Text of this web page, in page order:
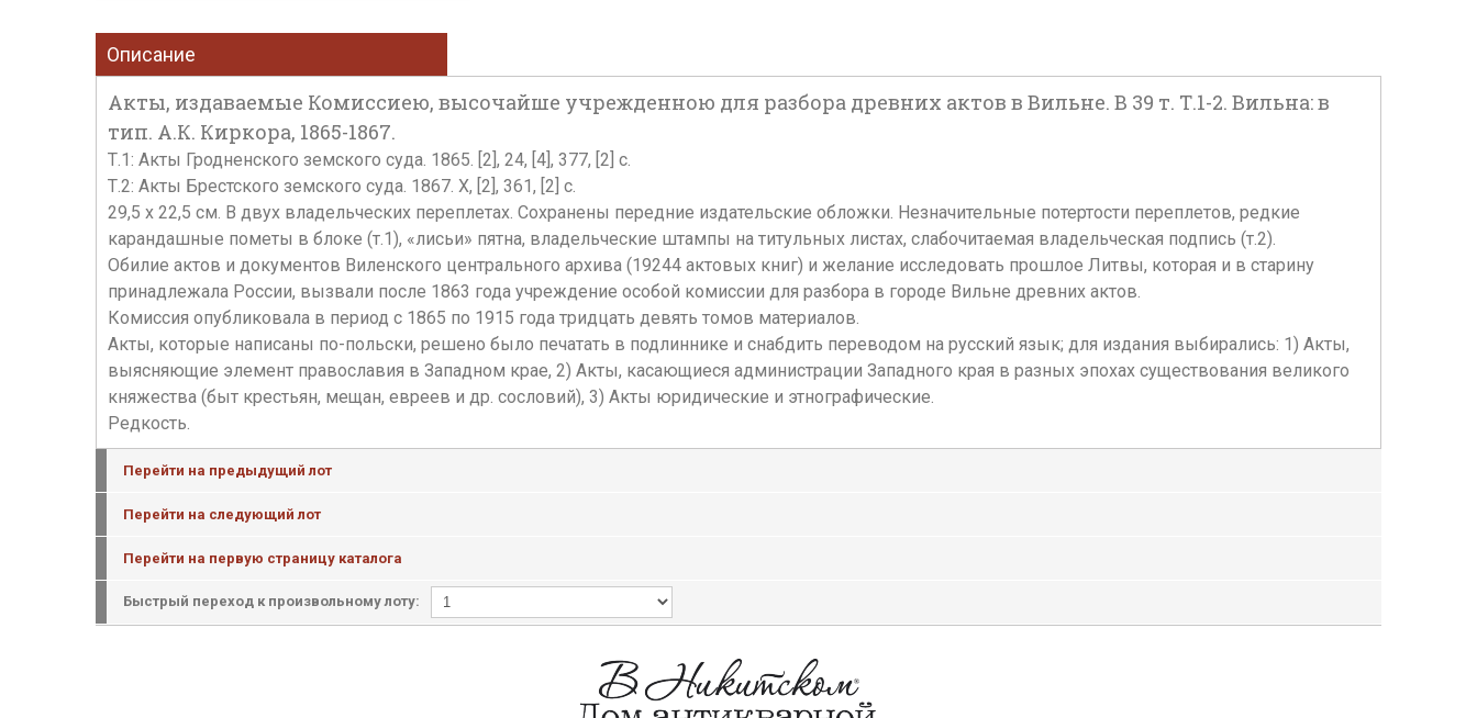
Описание
Акты, издаваемые Комиссиею, высочайше учрежденною для разбора древних актов в Вильне. В 39 т. Т.1-2. Вильна: в
тип. А.К. Киркора, 1865-1867.
Т.1: Акты Гродненского земского суда. 1865. [2], 24, [4], 377, [2] c.
Т.2: Акты Брестского земского суда. 1867. X, [2], 361, [2] с.
29,5 х 22,5 см. В двух владельческих переплетах. Сохранены передние издательские обложки. Незначительные потертости переплетов, редкие
карандашные пометы в блоке (т.1), «лисьи» пятна, владельческие штампы на титульных листах, слабочитаемая владельческая подпись (т.2).
Обилие актов и документов Виленского центрального архива (19244 актовых книг) и желание исследовать прошлое Литвы, которая и в старину
принадлежала России, вызвали после 1863 года учреждение особой комиссии для разбора в городе Вильне древних актов.
Комиссия опубликовала в период с 1865 по 1915 года тридцать девять томов материалов.
Акты, которые написаны по-польски, решено было печатать в подлиннике и снабдить переводом на русский язык; для издания выбирались: 1) Акты,
выясняющие элемент православия в Западном крае, 2) Акты, касающиеся администрации Западного края в разных эпохах существования великого
княжества (быт крестьян, мещан, евреев и др. сословий), 3) Акты юридические и этнографические.
Редкость.
Перейти на предыдущий лот
Перейти на следующий лот
Перейти на первую страницу каталога
Быстрый переход к произвольному лоту: